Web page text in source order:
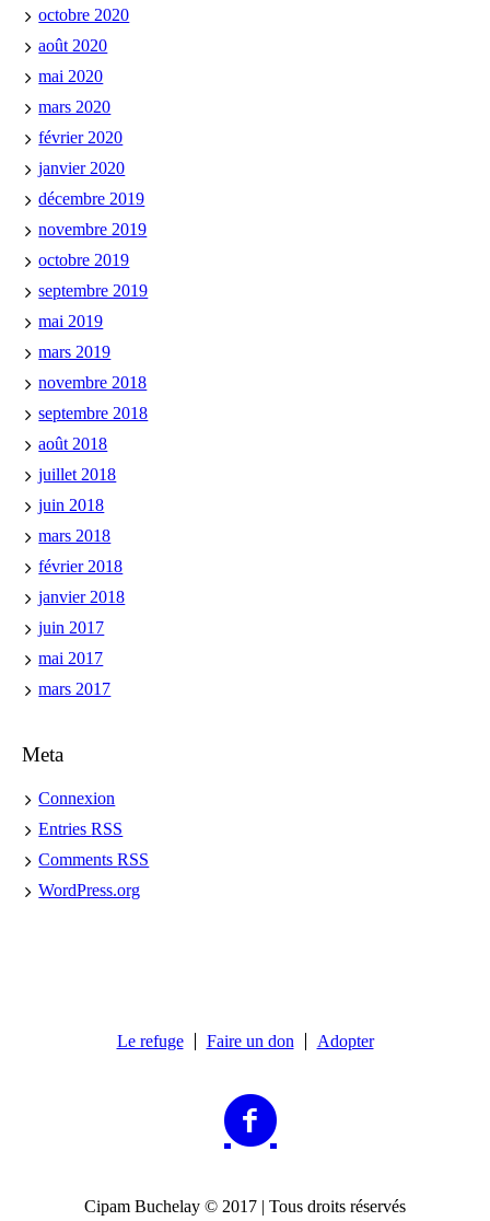
octobre 2020
août 2020
mai 2020
mars 2020
février 2020
janvier 2020
décembre 2019
novembre 2019
octobre 2019
septembre 2019
mai 2019
mars 2019
novembre 2018
septembre 2018
août 2018
juillet 2018
juin 2018
mars 2018
février 2018
janvier 2018
juin 2017
mai 2017
mars 2017
Meta
Connexion
EntriesRSS
CommentsRSS
WordPress.org
Le refuge Faire un don Adopter
Cipam Buchelay © 2017 | Tous droits réservés